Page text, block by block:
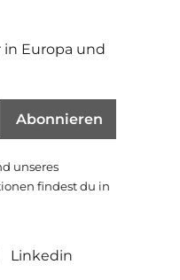
Europa und
Abonnieren
unseres
findest du in
Linkedin